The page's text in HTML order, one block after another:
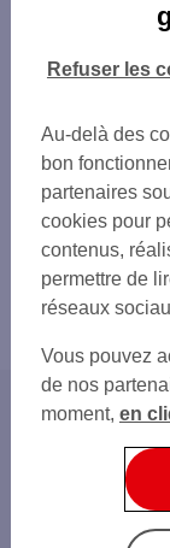
Accueil
Crédit
Au-delà des
bon
partenaires
cookies pour
contenus,
permettre de
réseaux
Vous pouvez
de nos
moment, en
Refuser les